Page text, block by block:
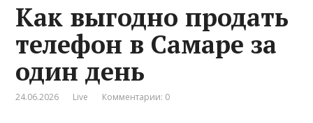
Как выгодно продать
телефон в Самаре за
один день
24.06.2026 Live Комментарии: 0